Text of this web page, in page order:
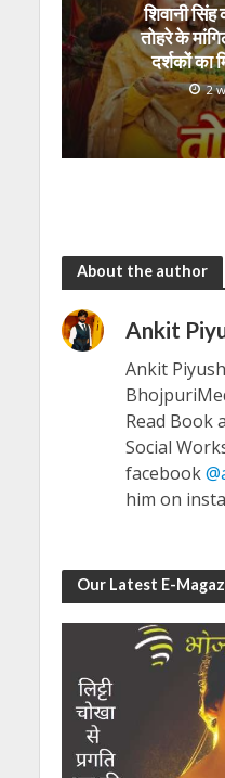
शिवानी
तोहरे के
दर्शकों का
2
About the author
Ankit
Ankit
Read Book
Social
facebook
him on
Our Latest E-